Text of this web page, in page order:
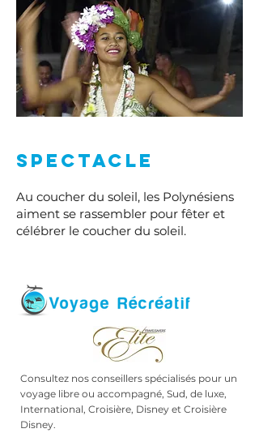
Spectacle
Au coucher du soleil, les Polynésiens
aiment se rassembler pour fêter et
célébrer le coucher du soleil.
Consultez nos conseillers spécialisés pour un
voyage libre ou accompagné, Sud, de luxe,
International, Croisière, Disney et Croisière
Disney.